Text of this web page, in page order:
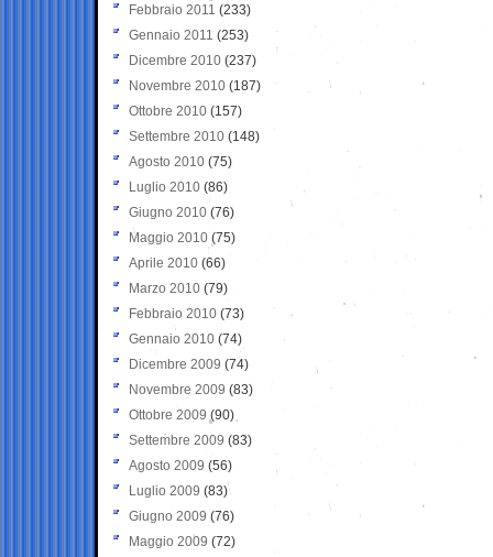
Febbraio 2011 (233)
Gennaio 2011 (253)
Dicembre 2010 (237)
Novembre 2010 (187)
Ottobre 2010 (157)
Settembre 2010 (148)
Agosto 2010 (75)
Luglio 2010 (86)
Giugno 2010 (76)
Maggio 2010 (75)
Aprile 2010 (66)
Marzo 2010 (79)
Febbraio 2010 (73)
Gennaio 2010 (74)
Dicembre 2009 (74)
Novembre 2009 (83)
Ottobre 2009 (90)
Settembre 2009 (83)
Agosto 2009 (56)
Luglio 2009 (83)
Giugno 2009 (76)
Maggio 2009 (72)